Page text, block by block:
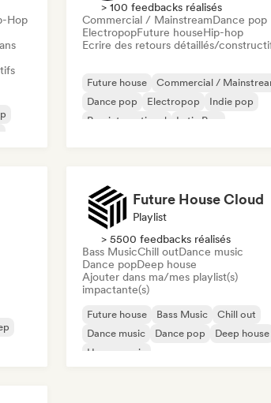
Hop
> 100 feedbacks réalisés
Commercial / MainstreamDance pop
ElectropopFuture houseHip-hop
Ecrire des retours détaillés/
Future house
Commercial /
Dance pop
Electropop
Indie pop
Pop international
Latin Pop
Future House Cloud
Playlist
> 5500 feedbacks réalisés
Bass MusicChill outDance music
Dance popDeep house
Ajouter dans ma/mes playlist(s)
impactante(s)
Future house Bass Music
Chill out
Dance music
Dance pop
Deep house
House music